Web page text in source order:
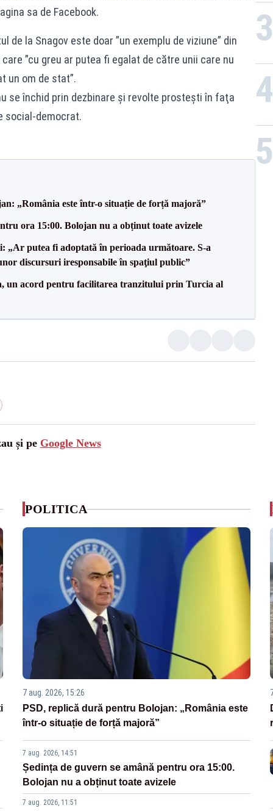
sa de Facebook.
de la Snagov este doar ”un exemplu de viziune” din
”cu greu ar putea fi egalat de către unii care nu
un om de stat”.
se închid prin dezbinare şi revolte prosteşti în faţa
social-democrat.
„România este într-o situație de forță majoră”
ora 15:00. Bolojan nu a obținut toate avizele
„Ar putea fi adoptată în perioada următoare. S-a
discursuri iresponsabile în spaţiul public”
un acord pentru facilitarea tranzitului prin Turcia al
și pe Google News
3
4
5
POLITICA
7 aug. 2026, 15:26
PSD, replică dură pentru Bolojan: „România este
într-o situație de forță majoră”
7 aug. 2026, 14:51
Ședința de guvern se amână pentru ora 15:00.
Bolojan nu a obținut toate avizele
7 aug. 2026, 11:51